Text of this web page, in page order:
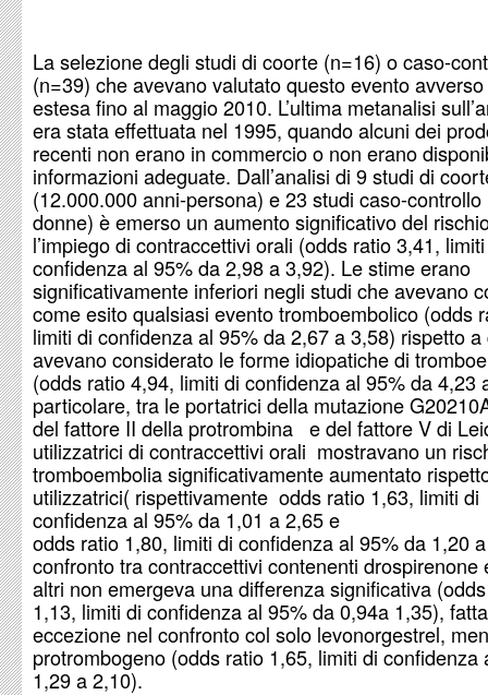
La selezione degli studi di coorte (n=16) o caso-
(n=39) che avevano valutato questo evento
estesa fino al maggio 2010. L’ultima metanalisi
era stata effettuata nel 1995, quando alcuni dei
recenti non erano in commercio o non erano
informazioni adeguate. Dall’analisi di 9 studi di
(12.000.000 anni-persona) e 23 studi caso-controllo
donne) è emerso un aumento significativo del
l’impiego di contraccettivi orali (odds ratio 3,41,
confidenza al 95% da 2,98 a 3,92). Le stime erano
significativamente inferiori negli studi che avevano
come esito qualsiasi evento tromboembolico (odds
limiti di confidenza al 95% da 2,67 a 3,58) rispetto
avevano considerato le forme idiopatiche di
(odds ratio 4,94, limiti di confidenza al 95% da 4,23
particolare, tra le portatrici della mutazione
del fattore II della protrombina e del fattore V di
utilizzatrici di contraccettivi orali mostravano un
tromboembolia significativamente aumentato
utilizzatrici( rispettivamente odds ratio 1,63, limiti di
confidenza al 95% da 1,01 a 2,65 e
odds ratio 1,80, limiti di confidenza al 95% da 1,20
confronto tra contraccettivi contenenti drospirenone
altri non emergeva una differenza significativa
1,13, limiti di confidenza al 95% da 0,94a 1,35), fatta
eccezione nel confronto col solo levonorgestrel,
protrombogeno (odds ratio 1,65, limiti di confidenza
1,29 a 2,10).